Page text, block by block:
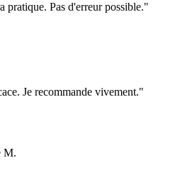
pratique. Pas d'erreur possible."
Je recommande vivement."
M.